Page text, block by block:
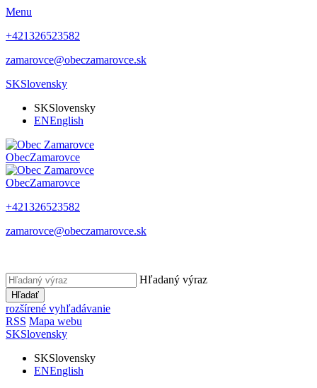
Menu
+421326523582
zamarovce@obeczamarovce.sk
SKSlovensky
SKSlovensky
ENEnglish
ObecZamarovce
ObecZamarovce
+421326523582
zamarovce@obeczamarovce.sk
Hľadaný výraz
Hľadať
rozšírené vyhľadávanie
RSS Mapa webu
SKSlovensky
SKSlovensky
ENEnglish